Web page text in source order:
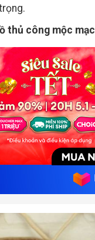
thủ công mộc mạc